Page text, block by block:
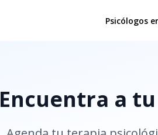
Psicólogos
Encuentra a